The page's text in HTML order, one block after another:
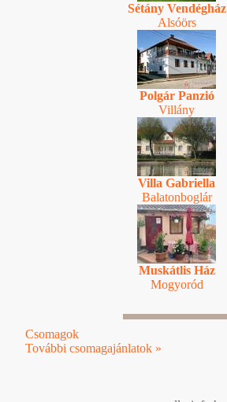
Sétány Vendégház
Alsóörs
Polgár Panzió
Villány
Villa Gabriella
Balatonboglár
Muskátlis Ház
Mogyoród
Csomagok
További csomagajánlatok »